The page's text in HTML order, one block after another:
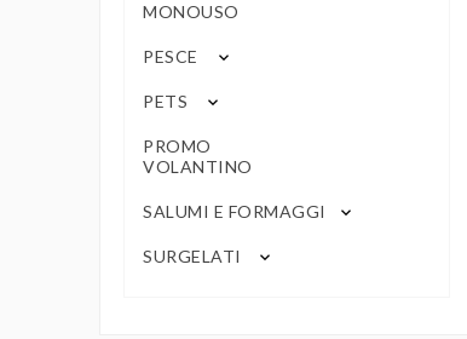
MONOUSO
PESCE keyboard_arrow_down
PETS keyboard_arrow_down
PROMO
VOLANTINO
SALUMI E FORMAGGI keyboard_arrow_down
SURGELATI keyboard_arrow_down